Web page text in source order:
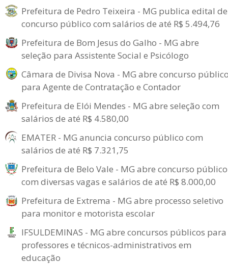
Prefeitura de Pedro Teixeira - MG publica edital de
concurso público com salários de até R$ 5.494,76
Prefeitura de Bom Jesus do Galho - MG abre
seleção para Assistente Social e Psicólogo
Câmara de Divisa Nova - MG abre concurso
para Agente de Contratação e Contador
Prefeitura de Elói Mendes - MG abre seleção com
salários de até R$ 4.580,00
EMATER - MG anuncia concurso público com
salários de até R$ 7.321,75
Prefeitura de Belo Vale - MG abre concurso público
com diversas vagas e salários de até R$ 8.000,00
Prefeitura de Extrema - MG abre processo seletivo
para monitor e motorista escolar
IFSULDEMINAS - MG abre concursos públicos para
professores e técnicos-administrativos em
educação